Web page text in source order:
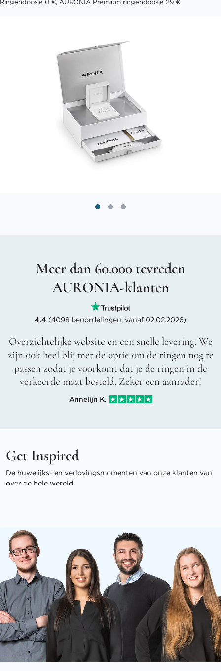
Ringendoosje 0 €, AURONIA Premium ringendoosje 29 €.
Meer dan 60.000 tevreden
AURONIA-klanten
4.4 (4098 beoordelingen, vanaf 02.02.2026)
Overzichtelijke website en een snelle levering. We
zijn ook heel blij met de optie om de ringen nog te
passen zodat je voorkomt dat je de ringen in de
verkeerde maat besteld. Zeker een aanrader!
Annelijn K.
Get Inspired
De huwelijks- en verlovingsmomenten van onze klanten van
over de hele wereld